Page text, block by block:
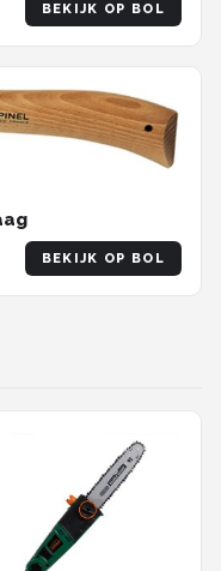
BEKIJK OP BOL
BEKIJK OP BOL